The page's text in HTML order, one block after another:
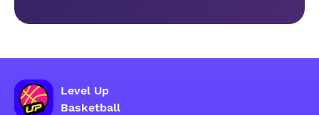
Level Up
Basketball